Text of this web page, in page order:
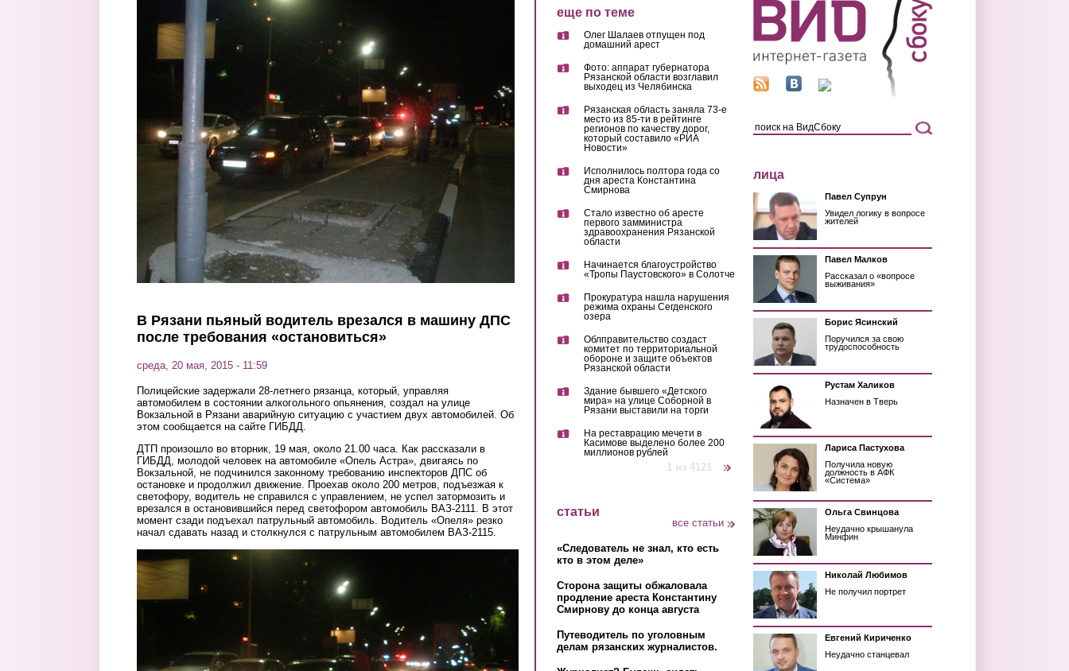
В Рязани пьяный водитель врезался в машину ДПС
после требования «остановиться»
среда, 20 мая, 2015 - 11:59
Полицейские задержали 28-летнего рязанца, который, управляя
автомобилем в состоянии алкогольного опьянения, создал на улице
Вокзальной в Рязани аварийную ситуацию с участием двух автомобилей. Об
этом сообщается на сайте ГИБДД.
ДТП произошло во вторник, 19 мая, около 21.00 часа. Как рассказали в
ГИБДД, молодой человек на автомобиле «Опель Астра», двигаясь по
Вокзальной, не подчинился законному требованию инспекторов ДПС об
остановке и продолжил движение. Проехав около 200 метров, подъезжая к
светофору, водитель не справился с управлением, не успел затормозить и
врезался в остановившийся перед светофором автомобиль ВАЗ-2111. В этот
момент сзади подъехал патрульный автомобиль. Водитель «Опеля» резко
начал сдавать назад и столкнулся с патрульным автомобилем ВАЗ-2115.
1.jpg
еще по теме
Олег Шалаев отпущен под
домашний арест
Фото: аппарат губернатора
Рязанской области возглавил
выходец из Челябинска
Рязанская область заняла 73-е
место из 85-ти в рейтинге
регионов по качеству дорог,
который составило «РИА
Новости»
Исполнилось полтора года со
дня ареста Константина
Смирнова
Стало известно об аресте
первого замминистра
здравоохранения Рязанской
области
Начинается благоустройство
«Тропы Паустовского» в Солотче
Прокуратура нашла нарушения
режима охраны Сегденского
озера
Облправительство создаст
комитет по территориальной
обороне и защите объектов
Рязанской области
Здание бывшего «Детского
мира» на улице Соборной в
Рязани выставили на торги
На реставрацию мечети в
Касимове выделено более 200
миллионов рублей
1 из 4121
статьи
все статьи
«Следователь не знал, кто есть
кто в этом деле»
Сторона защиты обжаловала
продление ареста Константину
Смирнову до конца августа
Путеводитель по уголовным
делам рязанских журналистов.
лица
Павел Супрун
Увидел логику в вопросе
жителей
Павел Малков
Рассказал о «вопросе
выживания»
Борис Ясинский
Поручился за свою
трудоспособность
Рустам Халиков
Назначен в Тверь
Лариса Пастухова
Получила новую
должность в АФК
«Система»
Ольга Свинцова
Неудачно крышанула
Минфин
Николай Любимов
Не получил портрет
Евгений Кириченко
Неудачно станцевал